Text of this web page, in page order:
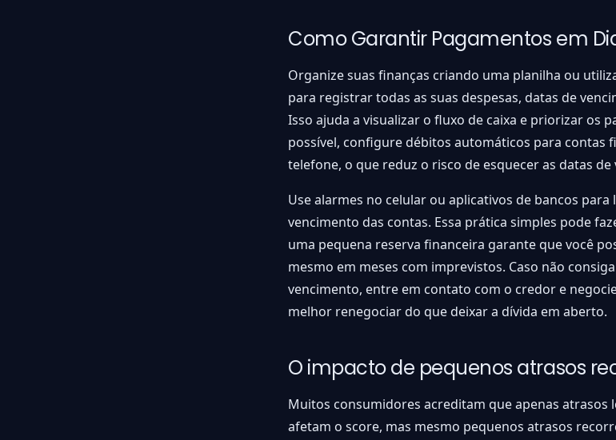
Como Garantir Pagamentos em
Organize suas finanças criando uma planilha ou
para registrar todas as suas despesas, datas de
Isso ajuda a visualizar o fluxo de caixa e priorizar os
possível, configure débitos automáticos para contas
telefone, o que reduz o risco de esquecer as datas de
Use alarmes no celular ou aplicativos de bancos para
vencimento das contas. Essa prática simples pode
uma pequena reserva financeira garante que você
mesmo em meses com imprevistos. Caso não
vencimento, entre em contato com o credor e
melhor renegociar do que deixar a dívida em aberto.
O impacto de pequenos atrasos
Muitos consumidores acreditam que apenas atrasos
afetam o score, mas mesmo pequenos atrasos